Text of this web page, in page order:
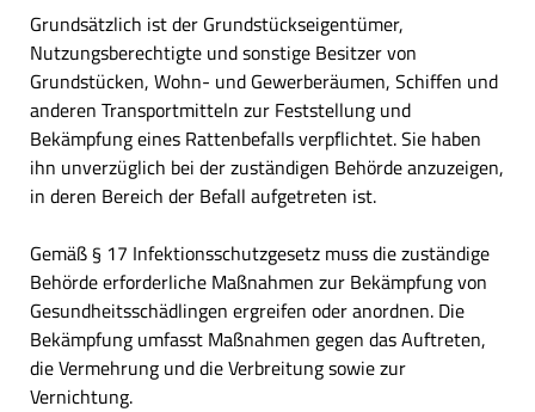
Grundsätzlich ist der Grundstückseigentümer,
Nutzungsberechtigte und sonstige Besitzer von
Grundstücken, Wohn- und Gewerberäumen, Schiffen und
anderen Transportmitteln zur Feststellung und
Bekämpfung eines Rattenbefalls verpflichtet. Sie haben
ihn unverzüglich bei der zuständigen Behörde anzuzeigen,
in deren Bereich der Befall aufgetreten ist.
Gemäß § 17 Infektionsschutzgesetz muss die zuständige
Behörde erforderliche Maßnahmen zur Bekämpfung von
Gesundheitsschädlingen ergreifen oder anordnen. Die
Bekämpfung umfasst Maßnahmen gegen das Auftreten,
die Vermehrung und die Verbreitung sowie zur
Vernichtung.